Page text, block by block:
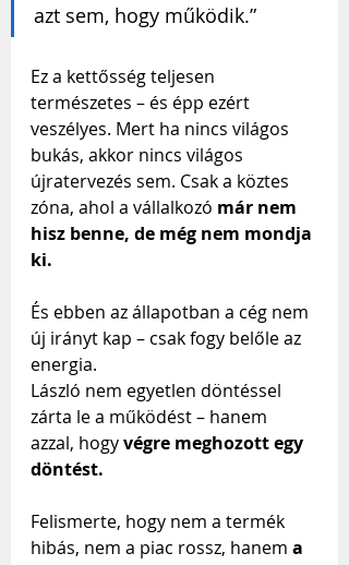
azt sem, hogy működik.”
Ez a kettősség teljesen
természetes – és épp ezért
veszélyes. Mert ha nincs világos
bukás, akkor nincs világos
újratervezés sem. Csak a köztes
zóna, ahol a vállalkozó már nem
hisz benne, de még nem mondja
ki.
És ebben az állapotban a cég nem
új irányt kap – csak fogy belőle az
energia.
László nem egyetlen döntéssel
zárta le a működést – hanem
azzal, hogy végre meghozott egy
döntést.
Felismerte, hogy nem a termék
hibás, nem a piac rossz, hanem a